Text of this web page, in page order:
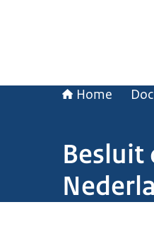
Home
Besluit